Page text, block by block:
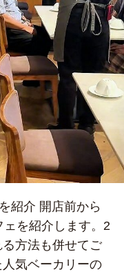
紹介 開店前から
を紹介します。2
方法も併せてご
気ベーカリーの